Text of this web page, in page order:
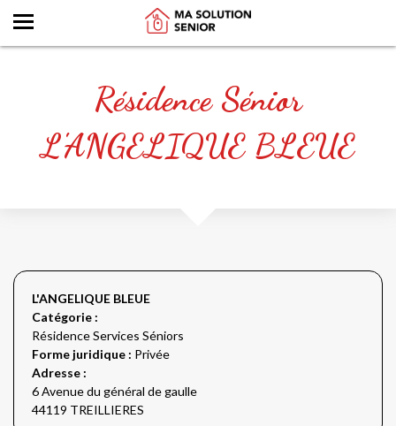
Résidence Sénior
L'ANGELIQUE BLEUE
L'ANGELIQUE BLEUE
Catégorie :
Résidence Services Séniors
Forme juridique : Privée
Adresse :
6 Avenue du général de gaulle
44119 TREILLIERES